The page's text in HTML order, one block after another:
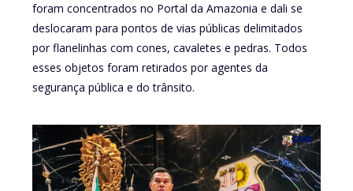
foram concentrados no Portal da Amazonia e dali se
deslocaram para pontos de vias públicas delimitados
por flanelinhas com cones, cavaletes e pedras. Todos
esses objetos foram retirados por agentes da
segurança pública e do trânsito.